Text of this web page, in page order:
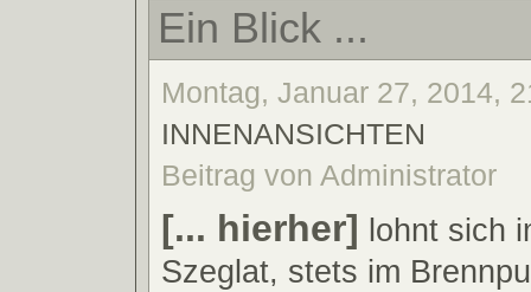
Ein Blick ...
Montag, Januar 27, 2014,
INNENANSICHTEN
Beitrag von Administrator
[... hierher] lohnt sich
Szeglat, stets im